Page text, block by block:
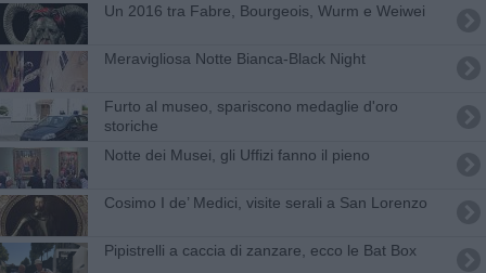
Un 2016 tra Fabre, Bourgeois, Wurm e Weiwei
Meravigliosa Notte Bianca-Black Night
Furto al museo, spariscono medaglie d'oro
storiche
Notte dei Musei, gli Uffizi fanno il pieno
Cosimo I de’ Medici, visite serali a San Lorenzo
Pipistrelli a caccia di zanzare, ecco le Bat Box